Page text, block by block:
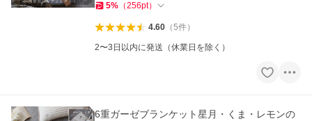
5% （256pt）
4.60（5件）
2〜3日以内に発送（休業日を除く）
6重ガーゼブランケット星月・くま・レモンの